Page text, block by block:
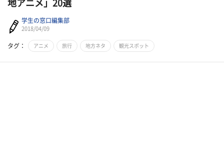
地アニメ」20選
学生の窓口編集部
2018/04/09
タグ： アニメ 旅行 地方ネタ 観光スポット